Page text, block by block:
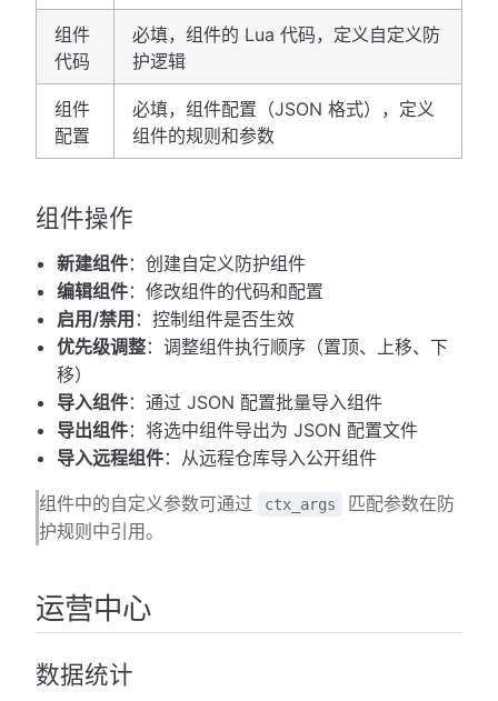
组件
代码
必填，组件的 Lua 代码，定义自定义防
护逻辑
组件
配置
必填，组件配置（JSON 格式），定义
组件的规则和参数
组件操作
新建组件：创建自定义防护组件
编辑组件：修改组件的代码和配置
启用/禁用 ：控制组件是否生效
优先级调整：调整组件执行顺序（置顶、上移、下
移）
导入组件：通过 JSON 配置批量导入组件
导出组件：将选中组件导出为 JSON 配置文件
导入远程组件：从远程仓库导入公开组件
组件中的自定义参数可通过 ctx_args
匹配参数在防
护规则中引用。
运营中心
数据统计